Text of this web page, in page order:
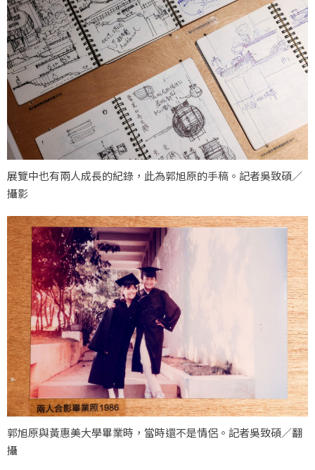
展覽中也有兩人成長的紀錄，此為郭旭原的手稿。記者吳致碩／
攝影
郭旭原與黃惠美大學畢業時，當時還不是情侶。記者吳致碩／翻
攝